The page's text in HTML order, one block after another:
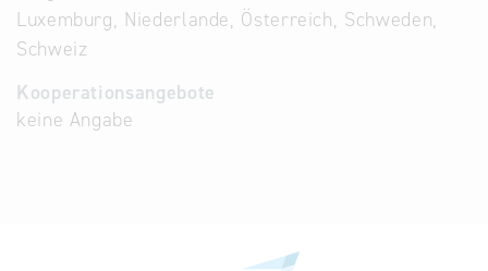
Luxemburg, Niederlande, Österreich, Schweden,
Schweiz
Kooperationsangebote
keine Angabe